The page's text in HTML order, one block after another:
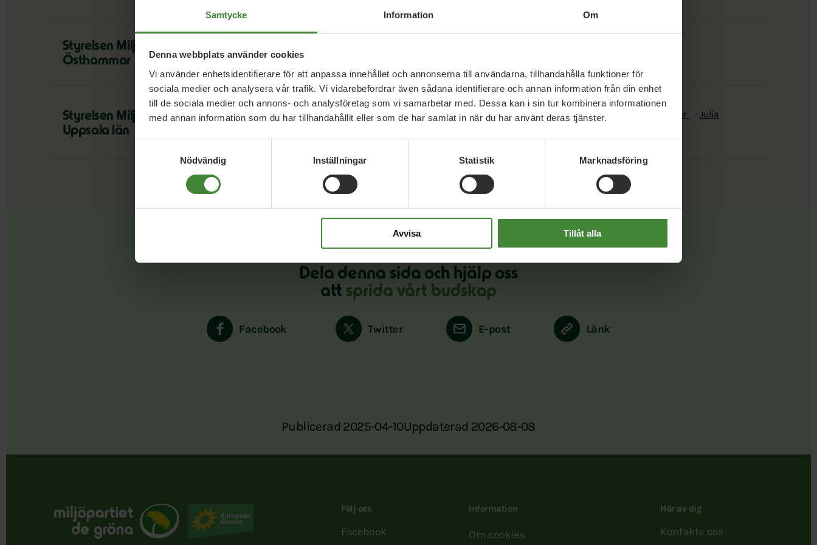
Samtycke Information Om
Denna webbplats använder cookies
Vi använder enhetsidentifierare för att anpassa innehållet och annonserna till användarna, tillhandahålla funktioner för
sociala medier och analysera vår trafik. Vi vidarebefordrar även sådana identifierare och annan information från din enhet
till de sociala medier och annons- och analysföretag som vi samarbetar med. Dessa kan i sin tur kombinera informationen
med annan information som du har tillhandahållit eller som de har samlat in när du har använt deras tjänster.
Nödvändig
Inställningar Statistik Marknadsföring
Avvisa Tillåt alla
Styrelsen Miljöpartiet
Östhammar
Hans Wennberg
Styrelsen Miljöpartiet
Uppsala län
Anders Hällbom Hans Wennberg Helena Nordström-Källström Jacob Risberg Jannie Teinler
Julia
Dela denna sida och hjälp oss
att sprida vårt budskap
Facebook Twitter E-post Länk
Publicerad 2025-04-10Uppdaterad 2026-08-08
Följ oss
Facebook
Information
Om cookies
Hör av dig
Kontakta oss